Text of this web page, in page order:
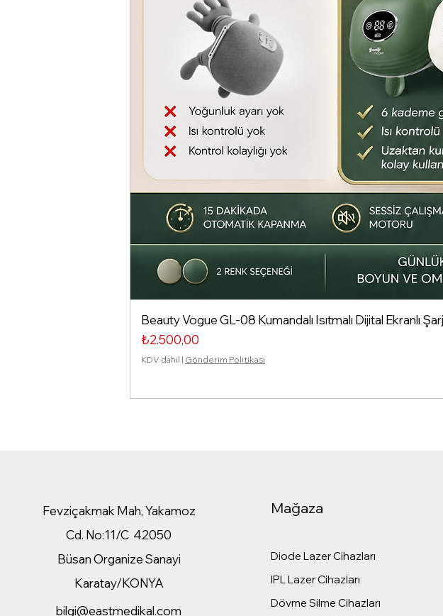
Beauty Vogue GL-08 Kumandalı Isıtmalı Dijital Ekranlı
Fiyat
₺2.500,00
KDV dahil | Gönderim Politikası
Fevziçakmak Mah, Yakamoz
Cd. No:11/C 42050
Büsan Organize Sanayi
Karatay/KONYA
bilgi@eastmedikal.com
Mağaza
Diode Lazer Cihazları
IPL Lazer Cihazları
Dövme Silme Cihazları